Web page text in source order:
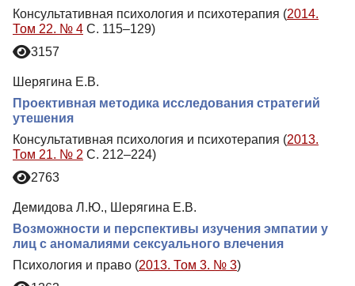
Консультативная психология и психотерапия (2014.
Том 22. № 4 С. 115–129)
3157
Шерягина Е.В.
Проективная методика исследования стратегий
утешения
Консультативная психология и психотерапия (2013.
Том 21. № 2 С. 212–224)
2763
Демидова Л.Ю., Шерягина Е.В.
Возможности и перспективы изучения эмпатии у
лиц с аномалиями сексуального влечения
Психология и право (2013. Том 3. № 3)